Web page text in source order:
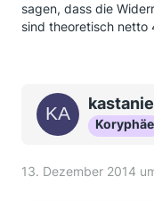
sagen, dass die
sind theoretisch netto
Koryphäe
13. Dezember 2014